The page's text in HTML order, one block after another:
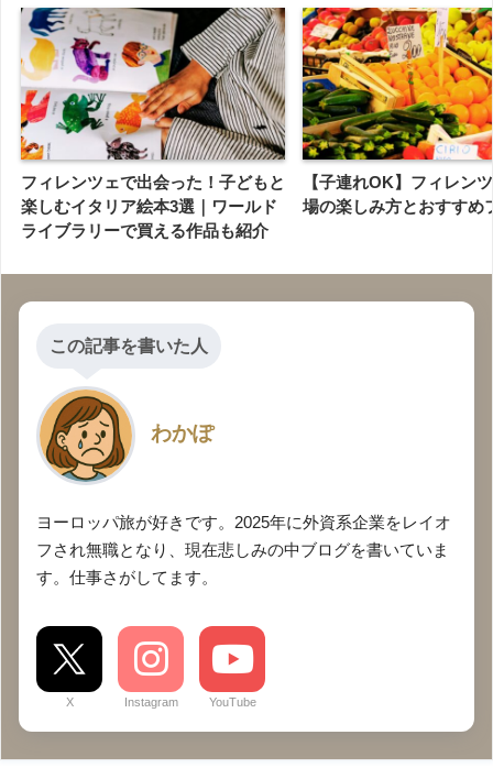
フィレンツェで出会った！子どもと
楽しむイタリア絵本3選｜ワールド
ライブラリーで買える作品も紹介
【子連れOK】フィレン
場の楽しみ方とおすすめ
この記事を書いた人
わかぽ
ヨーロッパ旅が好きです。2025年に外資系企業をレイオ
フされ無職となり、現在悲しみの中ブログを書いていま
す。仕事さがしてます。
X Instagram YouTube